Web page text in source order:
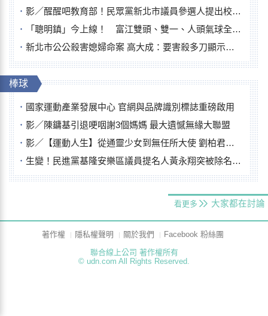
影／醒醒吧教育部！民眾黨新北市議員參選人提出校園反毒防線升級政見
「聰明鎮」今上線！ 富江雙頭、雙一、人頭氣球全登場
新北市公公殺害媳婦命案 高大成：要害殺多刀顯示怨恨深
棒球
國家運動產業發展中心 官網與品牌識別標誌重磅啟用
影／陳鏞基引退哽咽謝3個媽媽 最大遺憾無緣大聯盟
影／【運動人生】從通靈少女到無任所大使 劉柏君女裁判人生國際發光
生變！民進黨基隆安樂區議員提名人黃永翔突被除名 將另提他人
看更多 大家都在討論
著作權 隱私權聲明 關於我們
Facebook 粉絲團
聯合線上公司 著作權所有
© udn.com All Rights Reserved.